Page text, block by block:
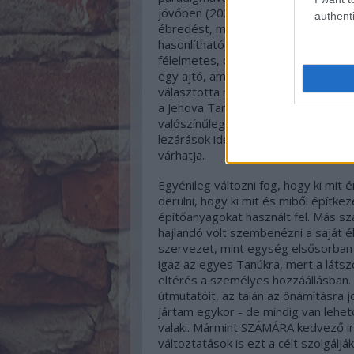
jövőben (2024. áprilisától). Olyan
ébredést, mindenkinek a maga
hasonlítható, mint amikor a ciklonon
félelmetes, de lehet izgalmas is.
egy ajtó, ami most elég rendesen ki
választotta mentsvárának és a
a Jehova Tanúinál teszik (ApCsel
valószínűleg bántani fogja a
lezárások idején adódó
várhatja.
Egyénileg változni fog, hogy ki mit
derülni, hogy ki mit és miből
építőanyagokat használt fel. Más
hajlandó volt szembenézni a saját
szervezet, mint egység
igaz az egyes Tanúkra, mert a
eltérés a személyes
útmutatóit, az talán az önámításra
jártam egykor - de mindig van
valaki. Mármint SZÁMÁRA kedvező
változtatások is ezt a célt